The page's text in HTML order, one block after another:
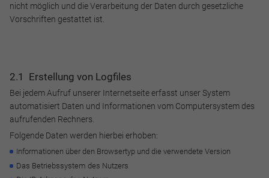
nicht möglich und die Verarbeitung der Daten durch gesetzliche
Vorschriften gestattet ist.
2.1 Erstellung von Logfiles
Bei jedem Aufruf unserer Internetseite erfasst unser System
automatisiert Daten und Informationen vom Computersystem des
aufrufenden Rechners.
Folgende Daten werden hierbei erhoben:
Informationen über den Browsertyp und die verwendete Version
Das Betriebssystem des Nutzers